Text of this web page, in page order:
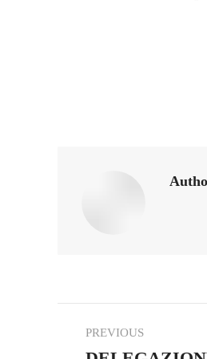
PREVIOUS